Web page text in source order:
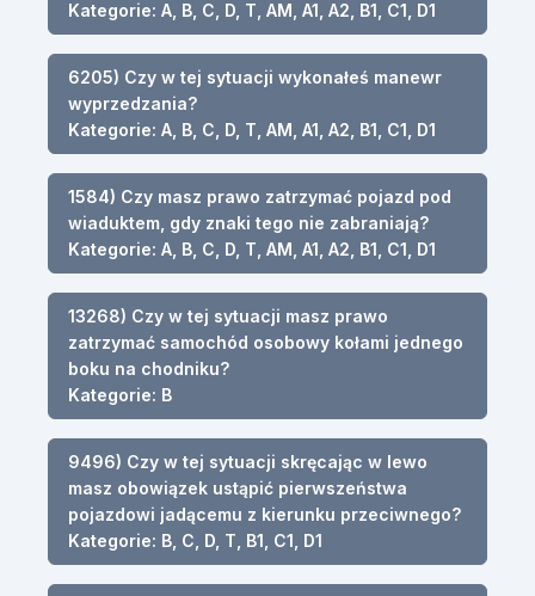
Kategorie: A, B, C, D, T, AM, A1, A2, B1, C1, D1
6205) Czy w tej sytuacji wykonałeś manewr
wyprzedzania?
Kategorie: A, B, C, D, T, AM, A1, A2, B1, C1, D1
1584) Czy masz prawo zatrzymać pojazd pod
wiaduktem, gdy znaki tego nie zabraniają?
Kategorie: A, B, C, D, T, AM, A1, A2, B1, C1, D1
13268) Czy w tej sytuacji masz prawo
zatrzymać samochód osobowy kołami jednego
boku na chodniku?
Kategorie: B
9496) Czy w tej sytuacji skręcając w lewo
masz obowiązek ustąpić pierwszeństwa
pojazdowi jadącemu z kierunku przeciwnego?
Kategorie: B, C, D, T, B1, C1, D1